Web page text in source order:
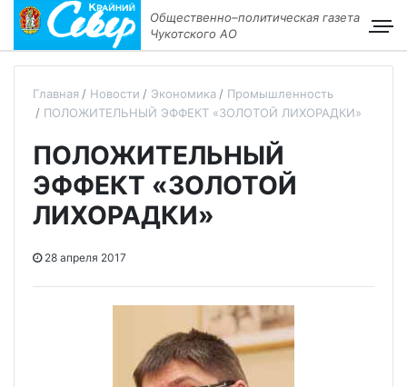
Общественно–политическая газета
Чукотского АО
Главная Новости Экономика
Промышленность
ПОЛОЖИТЕЛЬНЫЙ ЭФФЕКТ «ЗОЛОТОЙ ЛИХОРАДКИ»
ПОЛОЖИТЕЛЬНЫЙ
ЭФФЕКТ «ЗОЛОТОЙ
ЛИХОРАДКИ»
28 апреля 2017